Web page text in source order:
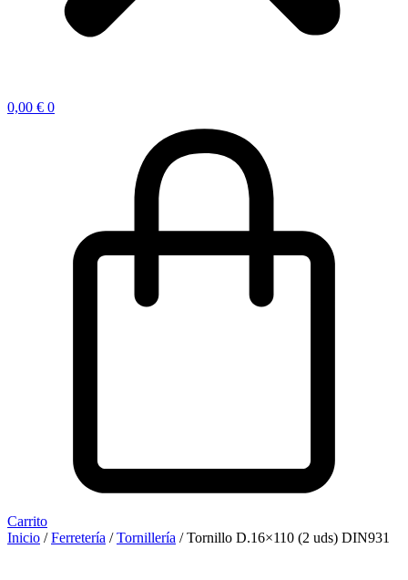
0,00 € 0
Carrito
Inicio /Ferretería /Tornillería / Tornillo D.16×110 (2 uds) DIN931